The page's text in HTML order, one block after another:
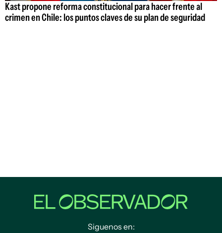
Kast propone reforma constitucional para hacer frente al
crimen en Chile: los puntos claves de su plan de seguridad
Siguenos en: